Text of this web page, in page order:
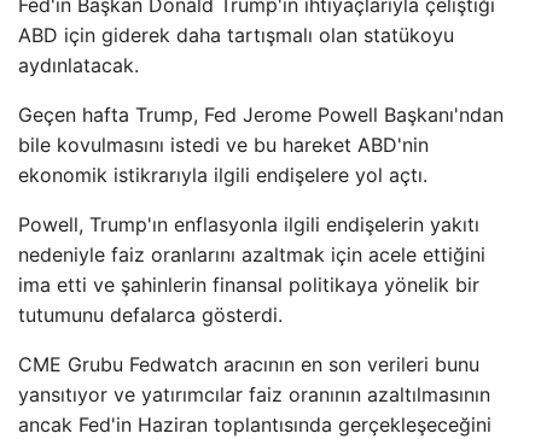
Fed'in Başkan Donald Trump'ın ihtiyaçlarıyla çeliştiği
ABD için giderek daha tartışmalı olan statükoyu
aydınlatacak.
Geçen hafta Trump, Fed Jerome Powell Başkanı'ndan
bile kovulmasını istedi ve bu hareket ABD'nin
ekonomik istikrarıyla ilgili endişelere yol açtı.
Powell, Trump'ın enflasyonla ilgili endişelerin yakıtı
nedeniyle faiz oranlarını azaltmak için acele ettiğini
ima etti ve şahinlerin finansal politikaya yönelik bir
tutumunu defalarca gösterdi.
CME Grubu Fedwatch aracının en son verileri bunu
yansıtıyor ve yatırımcılar faiz oranının azaltılmasının
ancak Fed'in Haziran toplantısında gerçekleşeceğini